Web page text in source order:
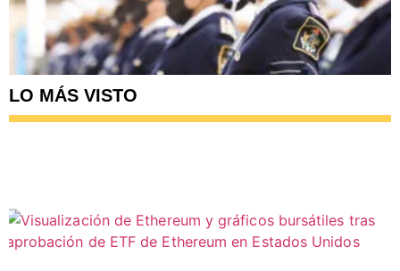
LO MÁS VISTO